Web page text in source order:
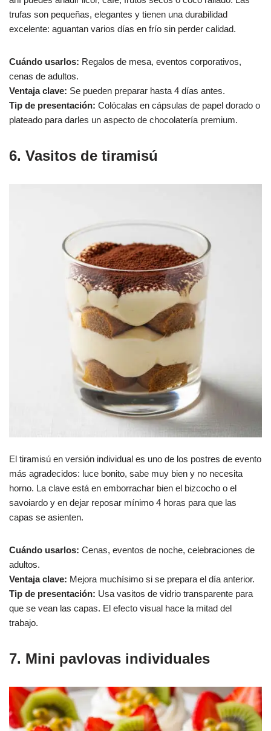
trufas son pequeñas, elegantes y tienen una durabilidad
excelente: aguantan varios días en frío sin perder calidad.
Cuándo usarlos: Regalos de mesa, eventos corporativos,
cenas de adultos.
Ventaja clave: Se pueden preparar hasta 4 días antes.
Tip de presentación: Colócalas en cápsulas de papel dorado o
plateado para darles un aspecto de chocolatería premium.
6. Vasitos de tiramisú
El tiramisú en versión individual es uno de los postres de evento
más agradecidos: luce bonito, sabe muy bien y no necesita
horno. La clave está en emborrachar bien el bizcocho o el
savoiardo y en dejar reposar mínimo 4 horas para que las
capas se asienten.
Cuándo usarlos: Cenas, eventos de noche, celebraciones de
adultos.
Ventaja clave: Mejora muchísimo si se prepara el día anterior.
Tip de presentación: Usa vasitos de vidrio transparente para
que se vean las capas. El efecto visual hace la mitad del
trabajo.
7. Mini pavlovas individuales